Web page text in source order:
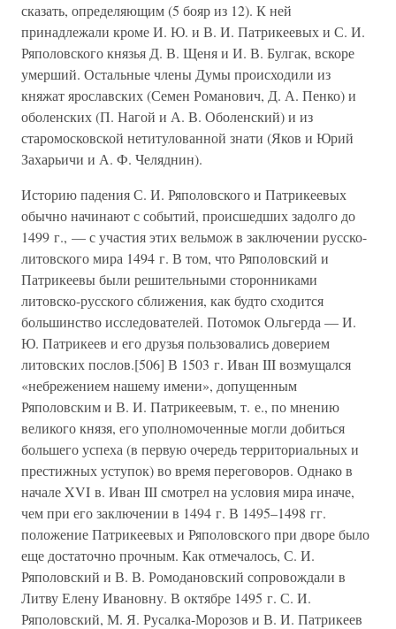
сказать, определяющим (5 бояр из 12). К ней
принадлежали кроме И. Ю. и В. И. Патрикеевых и С. И.
Ряполовского князья Д. В. Щеня и И. В. Булгак, вскоре
умерший. Остальные члены Думы происходили из
княжат ярославских (Семен Романович, Д. А. Пенко) и
оболенских (П. Нагой и А. В. Оболенский) и из
старомосковской нетитулованной знати (Яков и Юрий
Захарьичи и А. Ф. Челяднин).
Историю падения С. И. Ряполовского и Патрикеевых
обычно начинают с событий, происшедших задолго до
1499 г., — с участия этих вельмож в заключении русско-
литовского мира 1494 г. В том, что Ряполовский и
Патрикеевы были решительными сторонниками
литовско-русского сближения, как будто сходится
большинство исследователей. Потомок Ольгерда — И.
Ю. Патрикеев и его друзья пользовались доверием
литовских послов.[506] В 1503 г. Иван III возмущался
«небрежением нашему имени», допущенным
Ряполовским и В. И. Патрикеевым, т. е., по мнению
великого князя, его уполномоченные могли добиться
большего успеха (в первую очередь территориальных и
престижных уступок) во время переговоров. Однако в
начале XVI в. Иван III смотрел на условия мира иначе,
чем при его заключении в 1494 г. В 1495–1498 гг.
положение Патрикеевых и Ряполовского при дворе было
еще достаточно прочным. Как отмечалось, С. И.
Ряполовский и В. В. Ромодановский сопровождали в
Литву Елену Ивановну. В октябре 1495 г. С. И.
Ряполовский, М. Я. Русалка-Морозов и В. И. Патрикеев